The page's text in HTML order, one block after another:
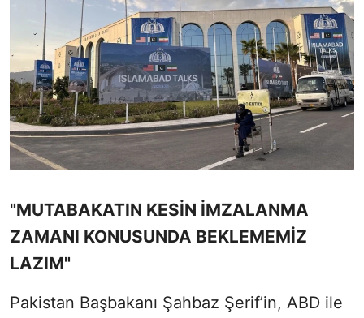
"MUTABAKATIN KESİN İMZALANMA
ZAMANI KONUSUNDA BEKLEMEMİZ
LAZIM"
Pakistan Başbakanı Şahbaz Şerif’in, ABD ile